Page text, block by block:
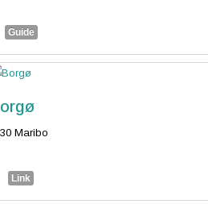
Guide
Maribo
Link